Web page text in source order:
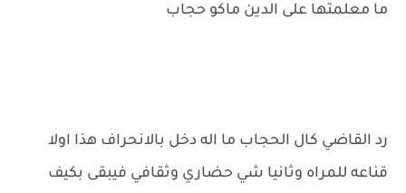
ما معلمتها على الدين ماكو حجاب
رد القاضي كال الحجاب ما اله دخل بالانحراف هذا اولا
قناعه للمراه وثانيا شي حضاري وثقافي فيبقى بكيف